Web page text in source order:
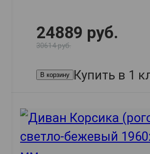
24889 руб.
30614 руб.
В корзину Купить в 1